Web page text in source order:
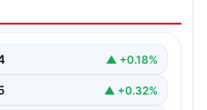
piyasa uzmanlarının
▲ +0.18%
▲ +0.32%